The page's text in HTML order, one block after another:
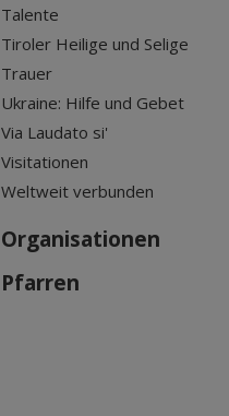
Talente
Tiroler Heilige und Selige
Trauer
Ukraine: Hilfe und Gebet
Via Laudato si'
Visitationen
Weltweit verbunden
Organisationen
Pfarren